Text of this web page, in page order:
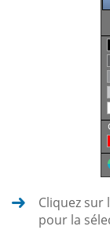
Cliquez sur
pour la